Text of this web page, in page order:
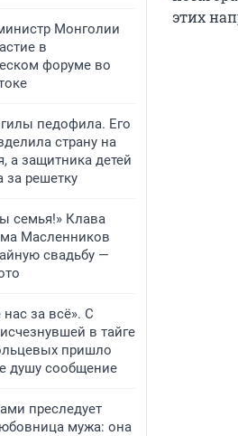
Монголии
в
форуме во
педофила. Его
страну на
а защитника детей
за решетку
семья!» Клава
Масленников
свадьбу —
нас за всё». С
в тайге
пришло
душу сообщение
преследует
мужа: она
этих